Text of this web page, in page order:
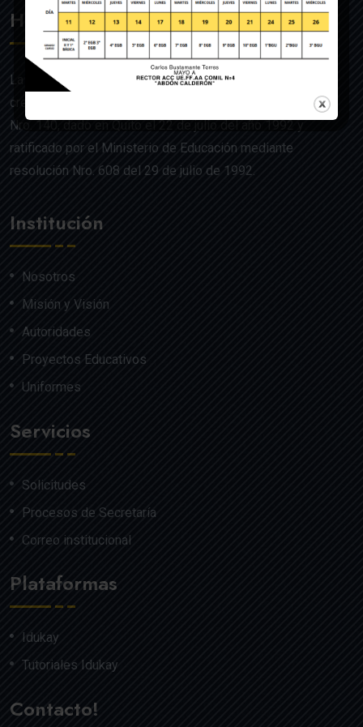
Historia
La UE de FF.AA. Colegio Militar N°4 “Abdón Calderón” fue
creado mediante Acuerdo Ministerial de la Orden General
Nro. 140, dado en Quito el 22 de julio del año 1992 y
ratificado por el Ministerio de Educación mediante
resolución Nro. 608 del 29 de julio de 1992.
Institución
Nosotros
Misión y Visión
Autoridades
Proyectos Educativos
Uniformes
Servicios
Solicitudes
Procesos de Secretaría
Correo institucional
Plataformas
Idukay
Tutoriales Idukay
Contacto!